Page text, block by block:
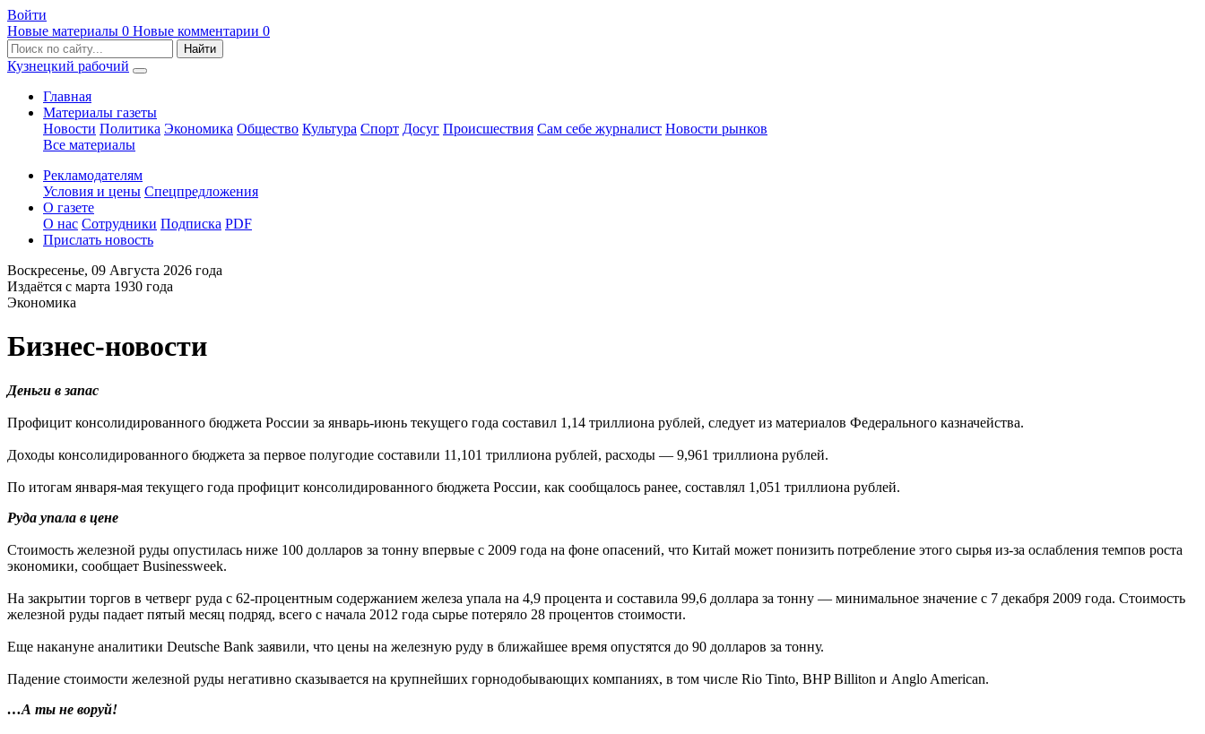
Войти
Новые материалы 0 Новые комментарии 0
Кузнецкий рабочий
Главная
Материалы газеты
Новости Политика Экономика Общество Культура Спорт Досуг Происшествия Сам себе журналист Новости рынков
Все материалы
Рекламодателям
Условия и цены Спецпредложения
О газете
О нас Сотрудники Подписка PDF
Прислать новость
Воскресенье, 09 Августа 2026 года
Издаётся с марта 1930 года
Экономика
Бизнес-новости
Деньги в запас
Профицит консолидированного бюджета России за январь-июнь текущего года составил 1,14 триллиона рублей, следует из материалов Федерального казначейства.
Доходы консолидированного бюджета за первое полугодие составили 11,101 триллиона рублей, расходы — 9,961 триллиона рублей.
По итогам января-мая текущего года профицит консолидированного бюджета России, как сообщалось ранее, составлял 1,051 триллиона рублей.
Руда упала в цене
Стоимость железной руды опустилась ниже 100 долларов за тонну впервые с 2009 года на фоне опасений, что Китай может понизить потребление этого сырья из-за ослабления темпов роста
экономики, сообщает Businessweek.
На закрытии торгов в четверг руда с 62-процентным содержанием железа упала на 4,9 процента и составила 99,6 доллара за тонну — минимальное значение с 7 декабря 2009 года. Стоимость
железной руды падает пятый месяц подряд, всего с начала 2012 года сырье потеряло 28 процентов стоимости.
Еще накануне аналитики Deutsche Bank заявили, что цены на железную руду в ближайшее время опустятся до 90 долларов за тонну.
Падение стоимости железной руды негативно сказывается на крупнейших горнодобывающих компаниях, в том числе Rio Tinto, BHP Billiton и Anglo American.
…А ты не воруй!